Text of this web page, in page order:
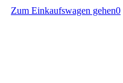
Zum Einkaufswagen gehen0